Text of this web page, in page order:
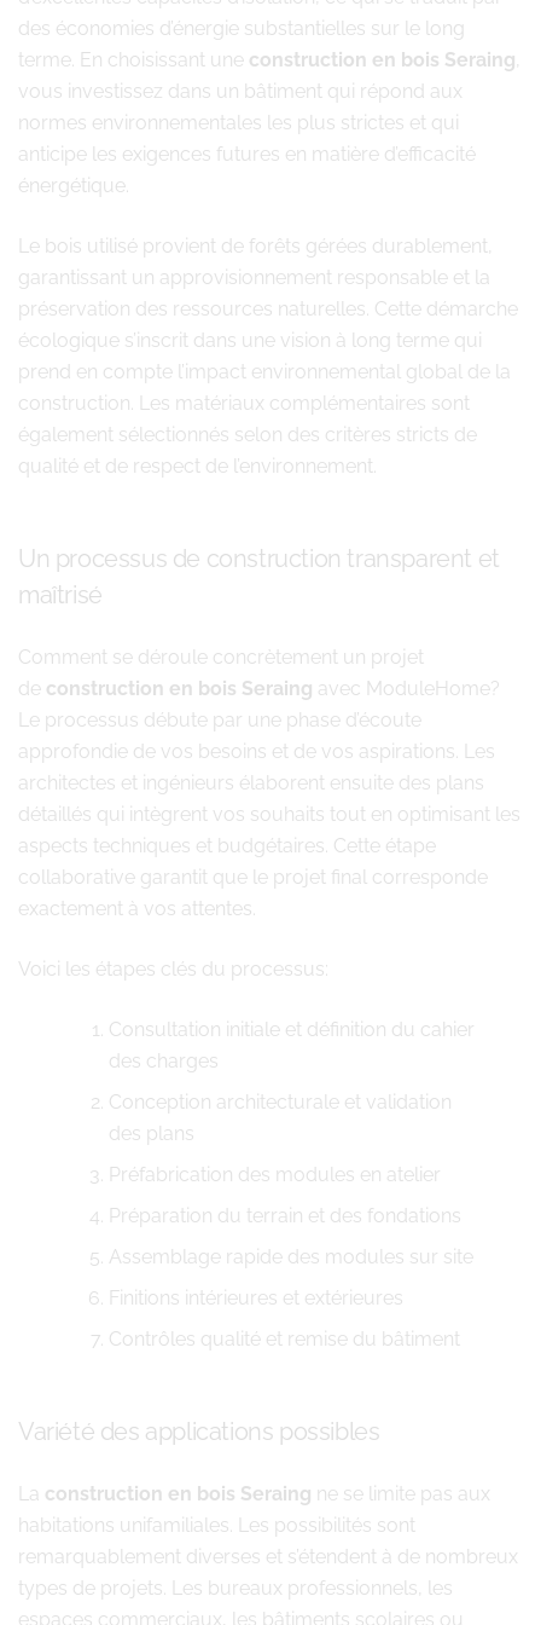
des économies d’énergie substantielles sur le long
terme. En choisissant une construction en bois Seraing
vous investissez dans un bâtiment qui répond aux
normes environnementales les plus strictes et qui
anticipe les exigences futures en matière d’efficacité
énergétique.
Le bois utilisé provient de forêts gérées durablement,
garantissant un approvisionnement responsable et la
préservation des ressources naturelles. Cette démarche
écologique s’inscrit dans une vision à long terme qui
prend en compte l’impact environnemental global de la
construction. Les matériaux complémentaires sont
également sélectionnés selon des critères stricts de
qualité et de respect de l’environnement.
Un processus de construction transparent et
maîtrisé
Comment se déroule concrètement un projet
de construction en bois Seraing avec ModuleHome?
Le processus débute par une phase d’écoute
approfondie de vos besoins et de vos aspirations. Les
architectes et ingénieurs élaborent ensuite des plans
détaillés qui intègrent vos souhaits tout en optimisant les
aspects techniques et budgétaires. Cette étape
collaborative garantit que le projet final corresponde
exactement à vos attentes.
Voici les étapes clés du processus:
Consultation initiale et définition du cahier
des charges
Conception architecturale et validation
des plans
Préfabrication des modules en atelier
Préparation du terrain et des fondations
Assemblage rapide des modules sur site
Finitions intérieures et extérieures
Contrôles qualité et remise du bâtiment
Variété des applications possibles
La construction en bois Seraing ne se limite pas aux
habitations unifamiliales. Les possibilités sont
remarquablement diverses et s’étendent à de nombreux
types de projets. Les bureaux professionnels, les
espaces commerciaux, les bâtiments scolaires ou